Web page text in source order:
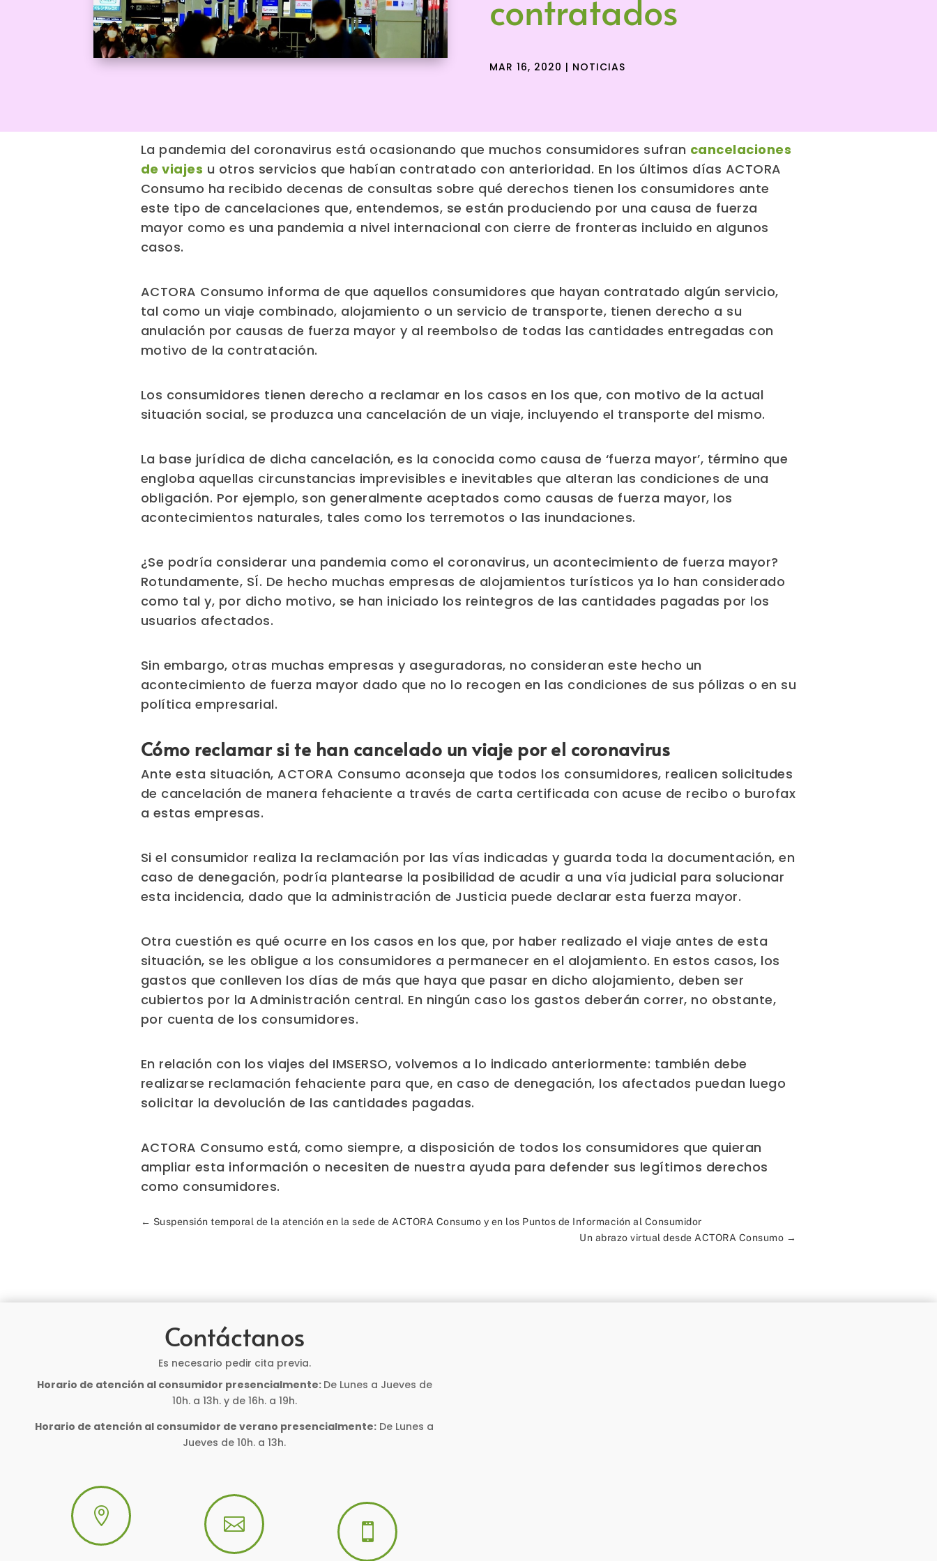
contratados
MAR 16, 2020 | NOTICIAS
La pandemia del coronavirus está ocasionando que muchos consumidores sufran cancelaciones
de viajes u otros servicios que habían contratado con anterioridad. En los últimos días ACTORA
Consumo ha recibido decenas de consultas sobre qué derechos tienen los consumidores ante
este tipo de cancelaciones que, entendemos, se están produciendo por una causa de fuerza
mayor como es una pandemia a nivel internacional con cierre de fronteras incluido en algunos
casos.
ACTORA Consumo informa de que aquellos consumidores que hayan contratado algún servicio,
tal como un viaje combinado, alojamiento o un servicio de transporte, tienen derecho a su
anulación por causas de fuerza mayor y al reembolso de todas las cantidades entregadas con
motivo de la contratación.
Los consumidores tienen derecho a reclamar en los casos en los que, con motivo de la actual
situación social, se produzca una cancelación de un viaje, incluyendo el transporte del mismo.
La base jurídica de dicha cancelación, es la conocida como causa de ‘fuerza mayor’, término que
engloba aquellas circunstancias imprevisibles e inevitables que alteran las condiciones de una
obligación. Por ejemplo, son generalmente aceptados como causas de fuerza mayor, los
acontecimientos naturales, tales como los terremotos o las inundaciones.
¿Se podría considerar una pandemia como el coronavirus, un acontecimiento de fuerza mayor?
Rotundamente, SÍ. De hecho muchas empresas de alojamientos turísticos ya lo han considerado
como tal y, por dicho motivo, se han iniciado los reintegros de las cantidades pagadas por los
usuarios afectados.
Sin embargo, otras muchas empresas y aseguradoras, no consideran este hecho un
acontecimiento de fuerza mayor dado que no lo recogen en las condiciones de sus pólizas o en su
política empresarial.
Cómo reclamar si te han cancelado un viaje por el coronavirus
Ante esta situación, ACTORA Consumo aconseja que todos los consumidores, realicen solicitudes
de cancelación de manera fehaciente a través de carta certificada con acuse de recibo o burofax
a estas empresas.
Si el consumidor realiza la reclamación por las vías indicadas y guarda toda la documentación, en
caso de denegación, podría plantearse la posibilidad de acudir a una vía judicial para solucionar
esta incidencia, dado que la administración de Justicia puede declarar esta fuerza mayor.
Otra cuestión es qué ocurre en los casos en los que, por haber realizado el viaje antes de esta
situación, se les obligue a los consumidores a permanecer en el alojamiento. En estos casos, los
gastos que conlleven los días de más que haya que pasar en dicho alojamiento, deben ser
cubiertos por la Administración central. En ningún caso los gastos deberán correr, no obstante,
por cuenta de los consumidores.
En relación con los viajes del IMSERSO, volvemos a lo indicado anteriormente: también debe
realizarse reclamación fehaciente para que, en caso de denegación, los afectados puedan luego
solicitar la devolución de las cantidades pagadas.
ACTORA Consumo está, como siempre, a disposición de todos los consumidores que quieran
ampliar esta información o necesiten de nuestra ayuda para defender sus legítimos derechos
como consumidores.
← Suspensión temporal de la atención en la sede de ACTORA Consumo y en los Puntos de Información al Consumidor
Un abrazo virtual desde ACTORA Consumo →
Contáctanos
Es necesario pedir cita previa.
Horario de atención al consumidor presencialmente: De Lunes a Jueves de
10h. a 13h. y de 16h. a 19h.
Horario de atención al consumidor de verano presencialmente: De Lunes a
Jueves de 10h. a 13h.
  